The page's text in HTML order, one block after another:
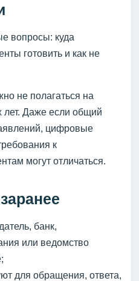
вопросы: куда
готовить и как не
не полагаться на
Даже если общий
цифровые
к
могут отличаться.
банк,
или ведомство
для обращения, ответа,